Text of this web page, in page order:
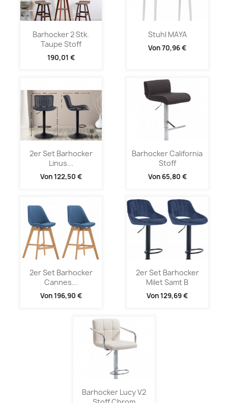
Barhocker 2 Stk.
Taupe Stoff
190,01 €
Stuhl MAYA
Von70,96 €
2er Set Barhocker
Linus...
Von122,50 €
Barhocker California
Stoff
Von 65,80 €
2er Set Barhocker
Cannes...
Von196,90 €
2er Set Barhocker
Milet Samt B
Von129,69 €
Barhocker Lucy V2